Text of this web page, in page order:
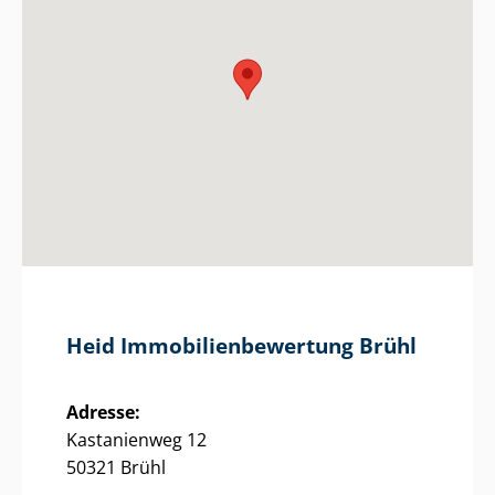
Heid Im­mo­bi­li­en­be­wer­tung Brühl
Adresse:
Kastanienweg 12
50321 Brühl